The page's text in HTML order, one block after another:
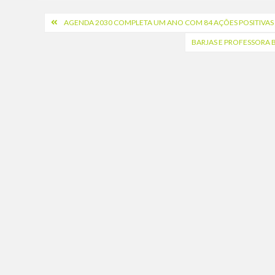
Navegação
AGENDA 2030 COMPLETA UM ANO COM 84 AÇÕES POSITIVAS
BARJAS E